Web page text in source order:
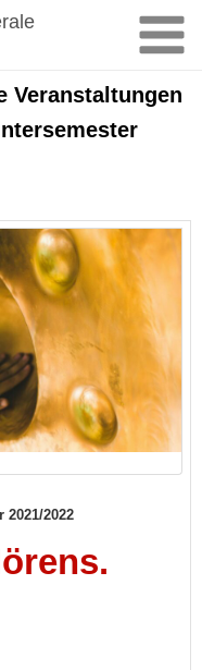
Veranstaltungen
2022